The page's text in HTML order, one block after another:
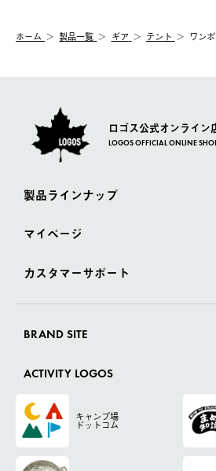
【配送業者】
佐川急便にて配送されます。
一度お手元の商品を返品いただき、ご希
ホーム 製品一覧 ギア テント ワン
ロゴス公式オンライン
LOGOS OFFICIAL ONLINE
製品ラインナップ
マイページ
カスタマーサポート
BRAND SITE
ACTIVITY LOGOS
キャンプ場
ドットコム